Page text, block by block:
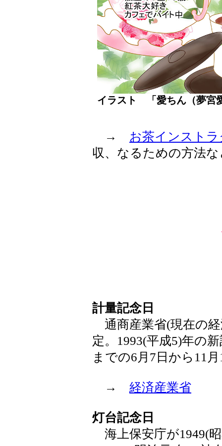
イラスト 「愛ちん（夢
→ お茶インスト
収、なるための方法
計量記念日
通商産業省(現在の経
定。1993(平成5)年の
までの6月7日から11
→ 経済産業省
灯台記念日
海上保安庁が1949(